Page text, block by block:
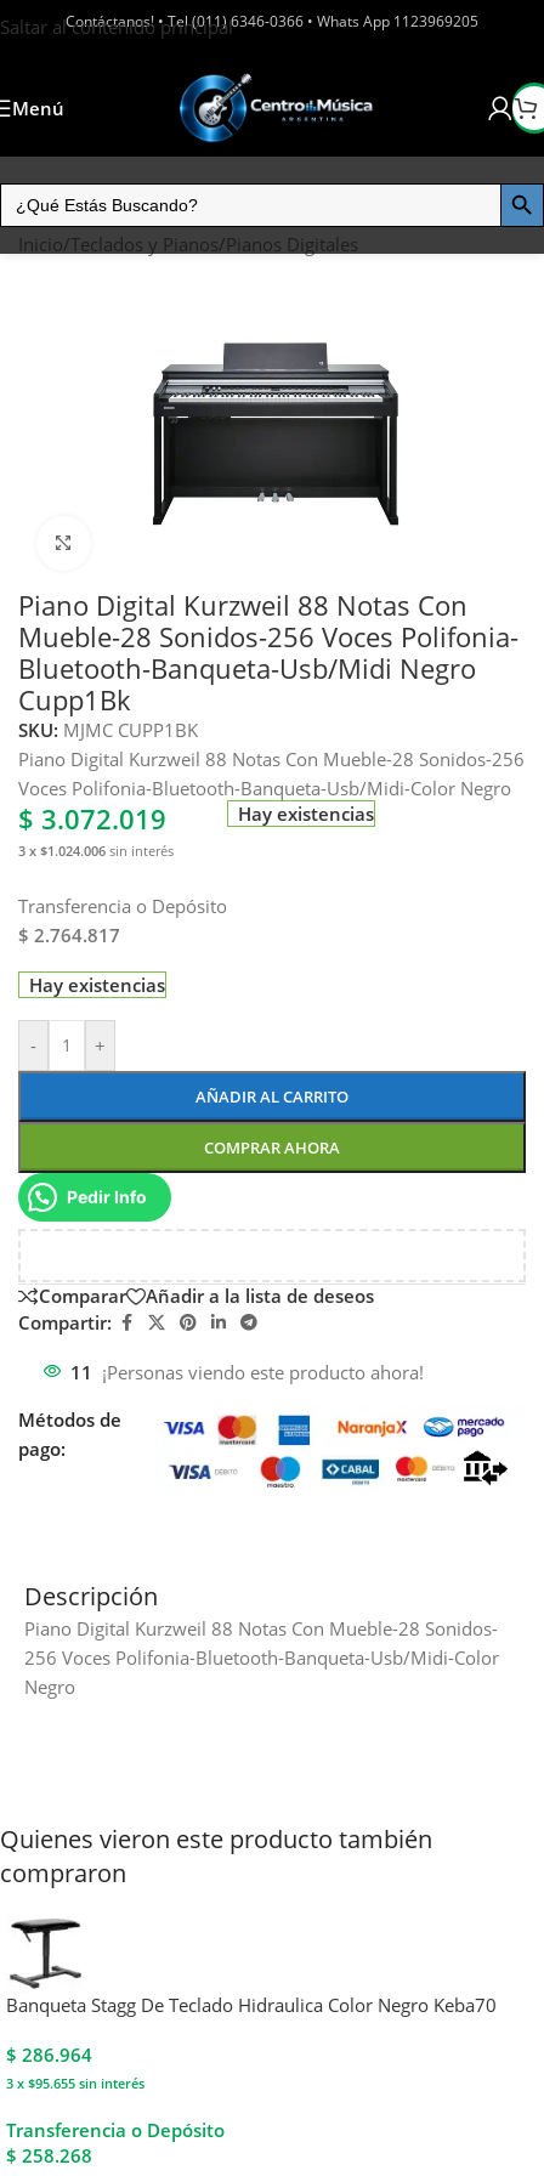
Saltar al contenido principal
Contáctanos! • Tel (011) 6346-0366 • Whats App 1123969205
Menú
Inicio/Teclados y Pianos/Pianos Digitales
Piano Digital Kurzweil 88 Notas Con
Mueble-28 Sonidos-256 Voces Polifonia-
Bluetooth-Banqueta-Usb/Midi Negro
Cupp1Bk
SKU: MJMC CUPP1BK
Piano Digital Kurzweil 88 Notas Con Mueble-28 Sonidos-256
Voces Polifonia-Bluetooth-Banqueta-Usb/Midi-Color Negro
$ 3.072.019
3 x $1.024.006 sin interés
Transferencia o Depósito
$ 2.764.817
Hay existencias
Hay existencias
- +
AÑADIR AL CARRITO
COMPRAR AHORA
Pedir Info
Comparar
Añadir a la lista de deseos
Compartir:
11 ¡Personas viendo este producto ahora!
Métodos de
pago:
Descripción
Piano Digital Kurzweil 88 Notas Con Mueble-28 Sonidos-
256 Voces Polifonia-Bluetooth-Banqueta-Usb/Midi-Color
Negro
Quienes vieron este producto también
compraron
Banqueta Stagg De Teclado Hidraulica Color Negro Keba70
$ 286.964
3 x $95.655 sin interés
Transferencia o Depósito
$ 258.268